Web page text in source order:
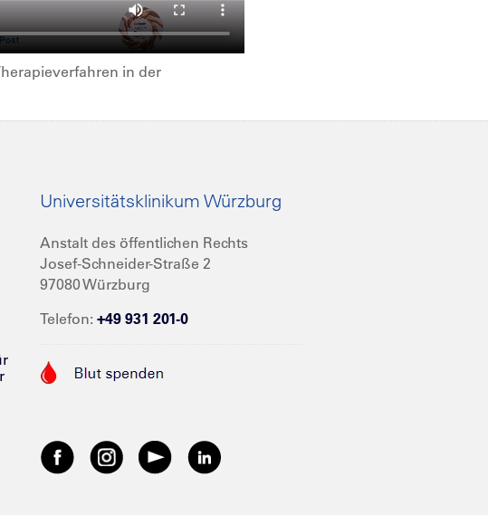
in der
Universitätsklinikum Würzburg
Anstalt des öffentlichen Rechts
Josef-Schneider-Straße 2
97080 Würzburg
Telefon: +49 931 201-0